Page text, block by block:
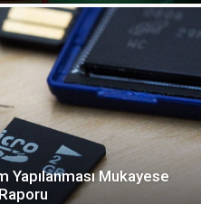
Yapılanması Mukayese